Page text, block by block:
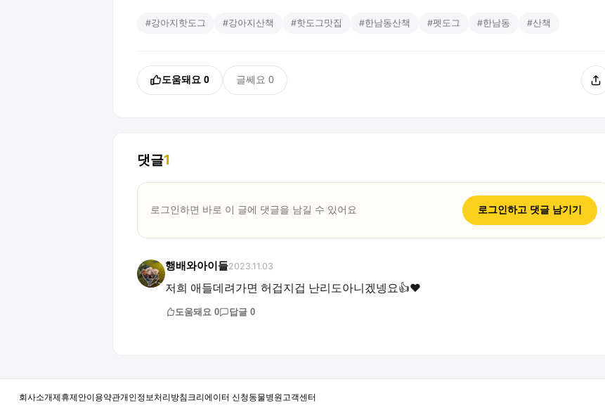
#강아지핫도그 #강아지산책 #핫도그맛집 #한남동산책 #펫도그 #한남동 #산책
도움돼요 0 글쎄요 0
댓글1
로그인하면 바로 이 글에 댓글을 남길 수 있어요 로그인하고 댓글 남기기
행배와아이들2023.11.03
저희 애들데려가면 허겁지겁 난리도아니겠넹요👍❤️
도움돼요 0 답글 0
회사소개제휴제안이용약관개인정보처리방침크리에이터 신청동물병원고객센터